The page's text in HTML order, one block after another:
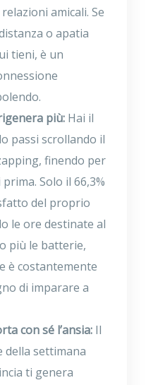
amicali. Se
o apatia
tieni, è un
più: Hai il
passi scrollando il
finendo per
Solo il 66,3%
del proprio
le ore destinate al
più le batterie,
è costantemente
di imparare a
con sé l’ansia: Il
della settimana
ti genera